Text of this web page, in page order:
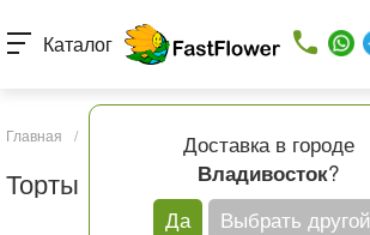
Доставка в городе
Владивосток?
Да
Выбрать другой
Каталог
Главная / Каталог товаров
Торты